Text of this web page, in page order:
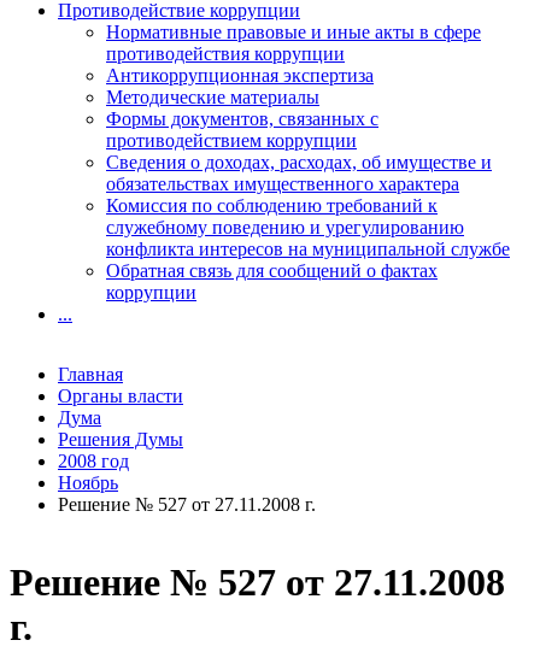
Решение № 527 от 27.11.2008
г.
Противодействие коррупции
Нормативные правовые и иные акты в сфере
противодействия коррупции
Антикоррупционная экспертиза
Методические материалы
Формы документов, связанных с
противодействием коррупции
Сведения о доходах, расходах, об имуществе и
обязательствах имущественного характера
Комиссия по соблюдению требований к
служебному поведению и урегулированию
конфликта интересов на муниципальной службе
Обратная связь для сообщений о фактах
коррупции
...
Главная
Органы власти
Дума
Решения Думы
2008 год
Ноябрь
Решение № 527 от 27.11.2008 г.